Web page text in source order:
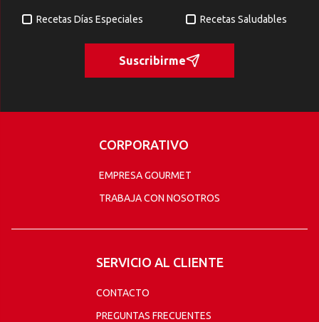
Recetas Días Especiales Recetas Saludables
Suscribirme
CORPORATIVO
EMPRESA GOURMET
TRABAJA CON NOSOTROS
SERVICIO AL CLIENTE
CONTACTO
PREGUNTAS FRECUENTES